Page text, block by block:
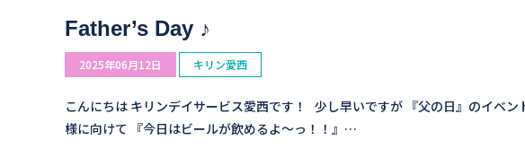
Father’s Day ♪
2025年06月12日 キリン愛西
こんにちは キリンデイサービス愛西です！ 少し早いですが 『父の日』のイベ
様に向けて 『今日はビールが飲めるよ～っ！！』…